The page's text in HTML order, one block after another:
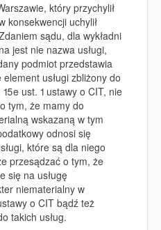
który przychylił
konsekwencji uchylił
sądu, dla wykładni
jest nie nazwa usługi,
podmiot przedstawia
usługi zbliżony do
ust. 1 ustawy o CIT, nie
tym, że mamy do
wskazaną w tym
odnosi się
które są dla niego
przesądzać o tym, że
się na usługę
niematerialny w
o CIT bądź też
takich usług.